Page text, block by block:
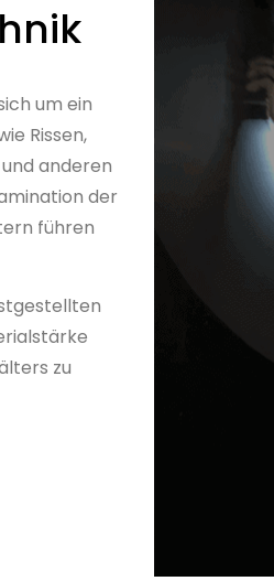
um ein
Rissen,
anderen
der
führen
zu